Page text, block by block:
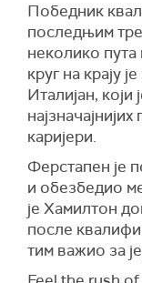
Победник
последњим
неколико
круг на крају
Италијан, који
каријери.
Ферстапен је
и обезбедио
је Хамилтон
после
тим важио за